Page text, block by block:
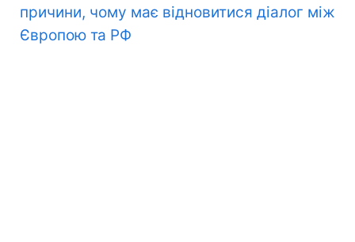
причини, чому має відновитися діалог між
Європою та РФ